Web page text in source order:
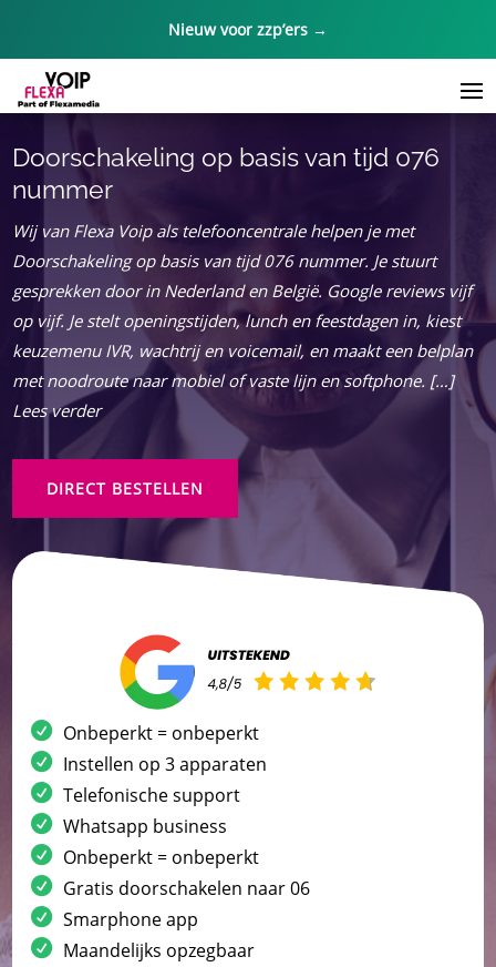
Nieuw voor zzp’ers →
Doorschakeling op basis van tijd 076
nummer
Wij van Flexa Voip als telefooncentrale helpen je met
Doorschakeling op basis van tijd 076 nummer.​ Je stuurt
gesprekken door in Nederland en België.​ Google reviews vijf
op vijf.​ Je stelt openingstijden, lunch en feestdagen in, kiest
keuzemenu IVR, wachtrij en voicemail, en maakt een belplan
met noodroute naar mobiel of vaste lijn en softphone.​ […]
Lees verder
DIRECT BESTELLEN
Onbeperkt = onbeperkt
Instellen op 3 apparaten
Telefonische support
Whatsapp business
Onbeperkt = onbeperkt
Gratis doorschakelen naar 06
Smarphone app
Maandelijks opzegbaar